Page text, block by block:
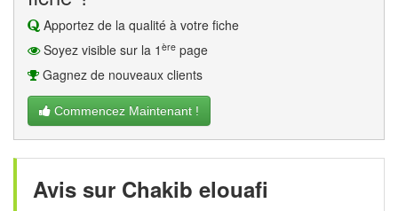
Apportez de la qualité à votre fiche
Soyez visible sur la 1 ère page
Gagnez de nouveaux clients
Commencez Maintenant !
Avis sur Chakib elouafi